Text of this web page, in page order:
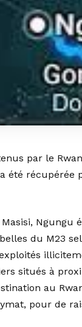
par le
été récupérée
Ngungu
du M23
situés à
au
pour de